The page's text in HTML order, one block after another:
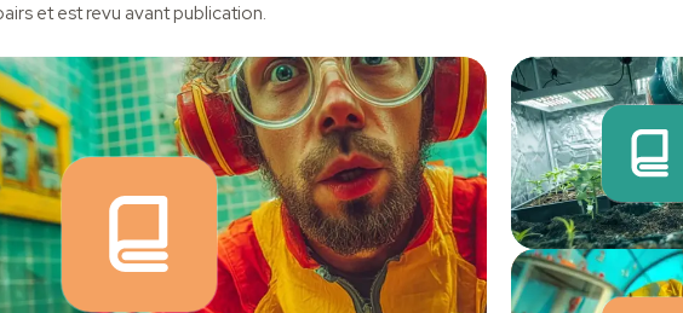
et est revu avant publication.